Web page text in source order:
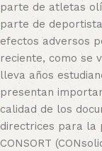
parte de atletas
parte de
efectos adversos
reciente, como se
lleva años
presentan
calidad de los
directrices para la
CONSORT